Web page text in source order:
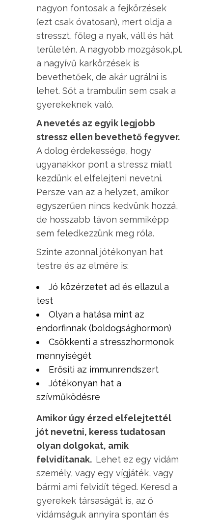
nagyon fontosak a fejkörzések
(ezt csak óvatosan), mert oldja a
stresszt, főleg a nyak, váll és hát
területén. A nagyobb mozgások,pl.
a nagyívű karkörzések is
bevethetőek, de akár ugrálni is
lehet. Sőt a trambulin sem csak a
gyerekeknek való.
A nevetés az egyik legjobb
stressz ellen bevethető fegyver.
A dolog érdekessége, hogy
ugyanakkor pont a stressz miatt
kezdünk el elfelejteni nevetni.
Persze van az a helyzet, amikor
egyszerűen nincs kedvünk hozzá,
de hosszabb távon semmiképp
sem feledkezzünk meg róla.
Szinte azonnal jótékonyan hat
testre és az elmére is:
Jó közérzetet ad és ellazul a
test
Olyan a hatása mint az
endorfinnak (boldogsághormon)
Csökkenti a stresszhormonok
mennyiségét
Erősíti az immunrendszert
Jótékonyan hat a
szívműködésre
Amikor úgy érzed elfelejtettél
jót nevetni, keress tudatosan
olyan dolgokat, amik
felvidítanak. Lehet ez egy vidám
személy, vagy egy vígjáték, vagy
bármi ami felvidít téged. Keresd a
gyerekek társaságát is, az ő
vidámságuk annyira spontán és